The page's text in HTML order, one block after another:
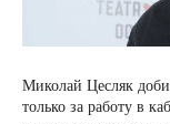
Миколай Цесляк
только за работу в